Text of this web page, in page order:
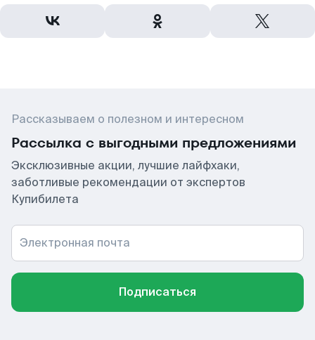
Рассказываем о полезном и интересном
Рассылка с выгодными предложениями
Эксклюзивные акции, лучшие лайфхаки,
заботливые рекомендации от экспертов
Купибилета
Электронная почта
Подписаться